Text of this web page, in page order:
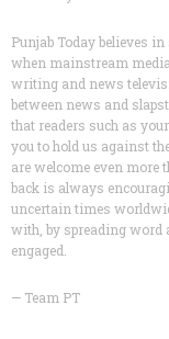
Punjab Today believes
when mainstream
writing and news
between news and
that readers such as
you to hold us against
are welcome even more
back is always
uncertain times
with, by spreading word
engaged.
— Team PT